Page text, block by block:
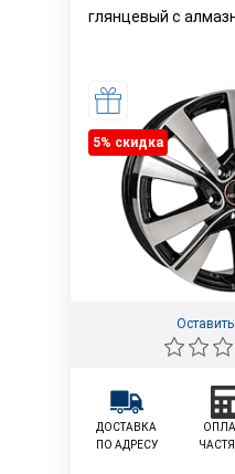
глянцевый с
5% cкидка
ДОСТАВКА
ПО АДРЕСУ